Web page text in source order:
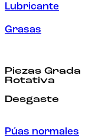
Lubricante
Grasas
Piezas Grada
Rotativa
Desgaste
Púas normales